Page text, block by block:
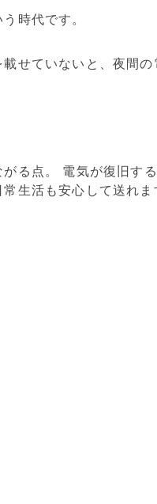
時代です。
せていないと、夜間
る点。 電気が復旧す
生活も安心して送れま